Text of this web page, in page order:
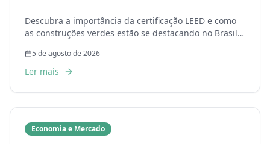
Descubra a importância da certificação LEED e como
as construções verdes estão se destacando no Brasil
5 de agosto de 2026
Ler mais
Economia e Mercado